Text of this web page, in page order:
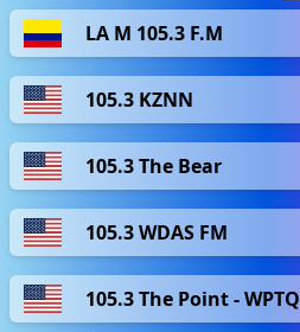
LA M 105.3 F.M
105.3 KZNN
105.3 The Bear
105.3 WDAS FM
105.3 The Point - WPTQ